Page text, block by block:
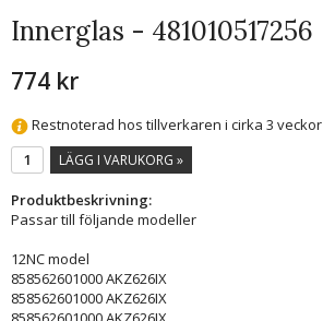
Innerglas - 481010517256
774 kr
Restnoterad hos tillverkaren i cirka 3 veckor
LÄGG I VARUKORG »
Produktbeskrivning:
Passar till följande modeller
12NC model
858562601000 AKZ626IX
858562601000 AKZ626IX